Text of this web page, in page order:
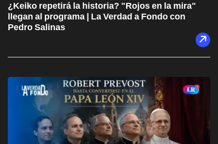
¿Keiko repetirá la historia? "Rojos en la mira"
llegan al programa | La Verdad a Fondo con
Pedro Salinas